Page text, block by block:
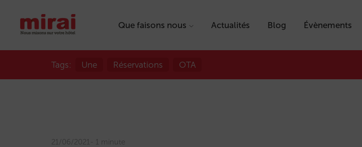
Que faisons nous Actualités Blog Évènements
Tags: Une Réservations OTA
21/06/2021 1 minute